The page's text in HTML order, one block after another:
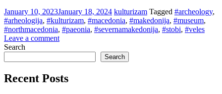
January 10, 2023January 18, 2024 kulturizam Tagged #archeology,
#arheologija, #kulturizam, #macedonia, #makedonija, #museum,
#northmacedonia, #paeonia, #severnamakedonija, #stobi, #veles
Leave a comment
Widgets
Search
Search
Recent Posts